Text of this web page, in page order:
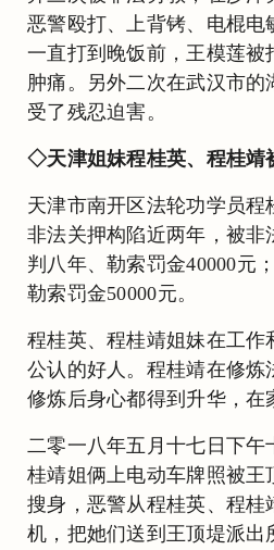
恶警殴打、上背铐、电棍电
一直打到晚饭前，王模莲被
肿痛。另外二次在武汉市
受了残忍迫害。
◇天津姐妹程桂英、程桂靖
天津市南开区法轮功学员程
非法关押构陷近两年，被非
判八年、勒索罚金40000元
勒索罚金50000元。
程桂英、程桂靖姐妹在工作
公认的好人。程桂靖在修炼
修炼后身心都得到升华，在
二零一八年五月十七日下午
桂靖姐俩上电动车牌照被王
搜身，恶警从程桂英、程桂
机，把她们送到王顶堤派出